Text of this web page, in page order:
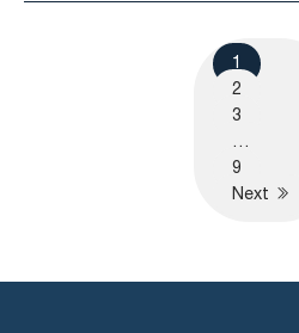
1
2
3
…
9
Next